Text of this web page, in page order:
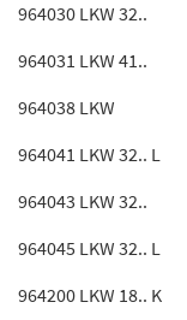
964030 LKW 32..
964031 LKW 41..
964038 LKW
964041 LKW 32.. L
964043 LKW 32..
964045 LKW 32.. L
964200 LKW 18.. K